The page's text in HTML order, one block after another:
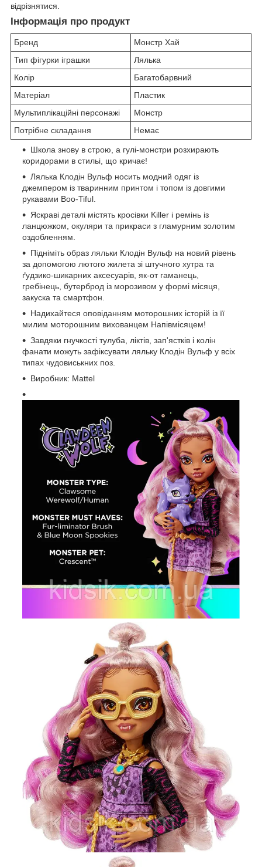
відрізнятися.
Інформація про продукт
Бренд
Монстр Хай
Тип фігурки іграшки
Лялька
Колір
Багатобарвний
Матеріал
Пластик
Мультиплікаційні персонажі
Монстр
Потрібне складання
Немає
Школа знову в строю, а гулі-монстри розхирають
коридорами в стильі, що кричає!
Лялька Клодін Вульф носить модний одяг із
джемпером із тваринним принтом і топом із довгими
рукавами Boo-Tiful.
Яскраві деталі містять кросівки Killer і ремінь із
ланцюжком, окуляри та прикраси з гламурним золотим
оздобленням.
Підніміть образ ляльки Клодін Вульф на новий рівень
за допомогою лютого жилета зі штучного хутра та
ґудзико-шикарних аксесуарів, як-от гаманець,
гребінець, бутерброд із морозивом у формі місяця,
закуска та смартфон.
Надихайтеся оповіданням моторошних історій із її
милим моторошним вихованцем Напівмісяцем!
Завдяки гнучкості тулуба, ліктів, зап'ястків і колін
фанати можуть зафіксувати ляльку Клодін Вульф у всіх
типах чудовиськних поз.
Виробник: Mattel